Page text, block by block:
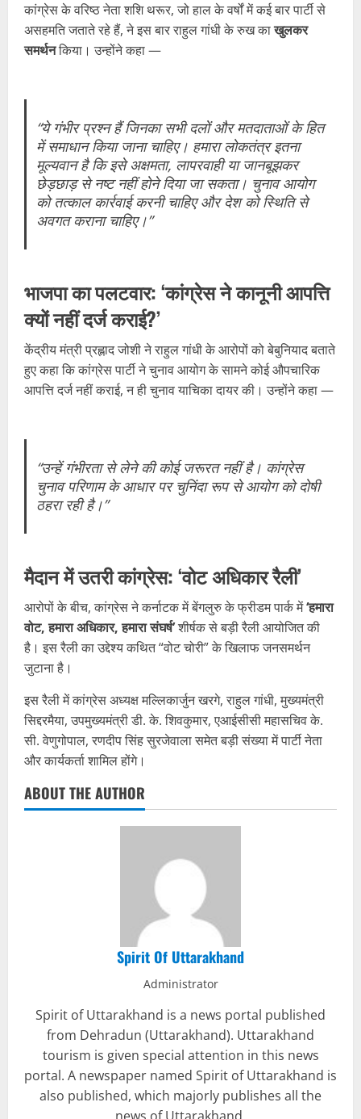
कांग्रेस के वरिष्ठ नेता शशि थरूर, जो हाल के वर्षों में कई बार पार्टी से
असहमति जताते रहे हैं, ने इस बार राहुल गांधी के रुख काखुलकर
समर्थनकिया। उन्होंने कहा —
“ये गंभीर प्रश्न हैं जिनका सभी दलों और मतदाताओं के हित
में समाधान किया जाना चाहिए। हमारा लोकतंत्र इतना
मूल्यवान है कि इसे अक्षमता, लापरवाही या जानबूझकर
छेड़छाड़ से नष्ट नहीं होने दिया जा सकता। चुनाव आयोग
को तत्काल कार्रवाई करनी चाहिए और देश को स्थिति से
अवगत कराना चाहिए।”
भाजपा का पलटवार: ‘कांग्रेस ने कानूनी आपत्ति
क्यों नहीं दर्ज कराई?’
केंद्रीय मंत्री प्रह्लाद जोशी ने राहुल गांधी के आरोपों को बेबुनियाद बताते
हुए कहा कि कांग्रेस पार्टी ने चुनाव आयोग के सामने कोई औपचारिक
आपत्ति दर्ज नहीं कराई, न ही चुनाव याचिका दायर की। उन्होंने कहा —
“उन्हें गंभीरता से लेने की कोई जरूरत नहीं है। कांग्रेस
चुनाव परिणाम के आधार पर चुनिंदा रूप से आयोग को दोषी
ठहरा रही है।”
मैदान में उतरी कांग्रेस: ‘वोट अधिकार रैली’
आरोपों के बीच, कांग्रेस ने कर्नाटक में बेंगलुरु के फ्रीडम पार्क में‘हमारा
वोट, हमारा अधिकार, हमारा संघर्ष’शीर्षक से बड़ी रैली आयोजित की
है। इस रैली का उद्देश्य कथित “वोट चोरी” के खिलाफ जनसमर्थन
जुटाना है।
इस रैली में कांग्रेस अध्यक्ष मल्लिकार्जुन खरगे, राहुल गांधी, मुख्यमंत्री
सिद्दरमैया, उपमुख्यमंत्री डी. के. शिवकुमार, एआईसीसी महासचिव के.
सी. वेणुगोपाल, रणदीप सिंह सुरजेवाला समेत बड़ी संख्या में पार्टी नेता
और कार्यकर्ता शामिल होंगे।
ABOUT THE AUTHOR
Spirit Of Uttarakhand
Administrator
Spirit of Uttarakhand is a news portal published
from Dehradun (Uttarakhand). Uttarakhand
tourism is given special attention in this news
portal. A newspaper named Spirit of Uttarakhand is
also published, which majorly publishes all the